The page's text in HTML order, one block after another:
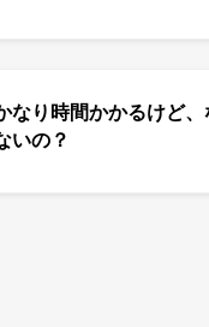
なり時間かかるけど
いの？